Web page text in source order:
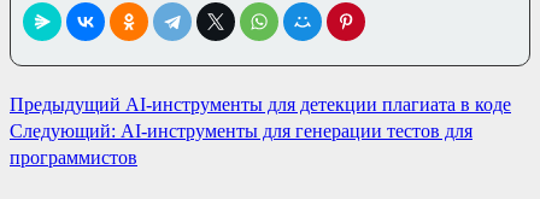
Навигация
по
записям
Предыдущий AI-инструменты для детекции плагиата в коде
Следующий: AI-инструменты для генерации тестов для
программистов